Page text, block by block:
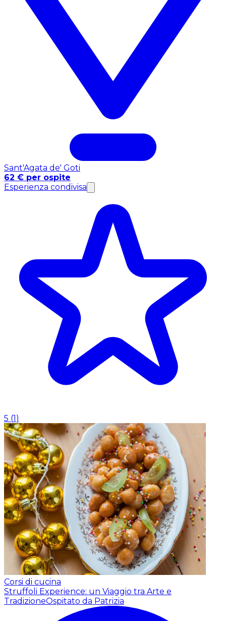
Sant'Agata de' Goti
62 € per ospite
Esperienza condivisa
5 (1)
Corsi di cucina
Struffoli Experience: un Viaggio tra Arte e
TradizioneOspitato da Patrizia